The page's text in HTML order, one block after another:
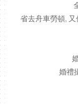
省去舟車勞頓,
婚禮